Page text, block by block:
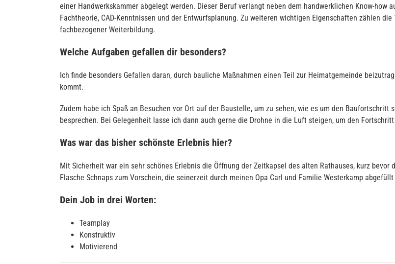
einer Handwerkskammer abgelegt werden. Dieser Beruf verlangt neben dem handwerklichen Know-how
Fachtheorie, CAD-Kenntnissen und der Entwurfsplanung. Zu weiteren wichtigen Eigenschaften zählen
fachbezogener Weiterbildung.
Welche Aufgaben gefallen dir besonders?
Ich finde besonders Gefallen daran, durch bauliche Maßnahmen einen Teil zur Heimatgemeinde
kommt.
Zudem habe ich Spaß an Besuchen vor Ort auf der Baustelle, um zu sehen, wie es um den
besprechen. Bei Gelegenheit lasse ich dann auch gerne die Drohne in die Luft steigen, um den
Was war das bisher schönste Erlebnis hier?
Mit Sicherheit war ein sehr schönes Erlebnis die Öffnung der Zeitkapsel des alten Rathauses, kurz
Flasche Schnaps zum Vorschein, die seinerzeit durch meinen Opa Carl und Familie Westerkamp
Dein Job in drei Worten:
Teamplay
Konstruktiv
Motivierend